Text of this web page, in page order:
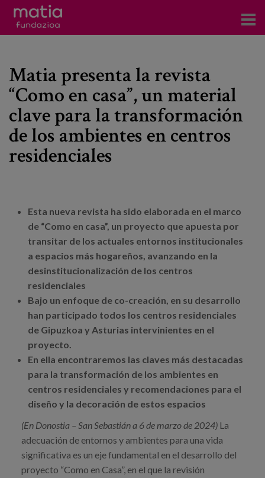
Servicios
Eventos
Contacto
Noticias
Prensa
Trabaja con nosotros
Canal de denuncias
Matia presenta la revista
“Como en casa”, un material
clave para la transformación
de los ambientes en centros
residenciales
Esta nueva revista ha sido elaborada en el marco
de “Como en casa”, un proyecto que apuesta por
transitar de los actuales entornos institucionales
a espacios más hogareños, avanzando en la
desinstitucionalización de los centros
residenciales
Bajo un enfoque de co-creación, en su desarrollo
han participado todos los centros residenciales
de Gipuzkoa y Asturias intervinientes en el
proyecto.
En ella encontraremos las claves más destacadas
para la transformación de los ambientes en
centros residenciales y recomendaciones para el
diseño y la decoración de estos espacios
(En Donostia – San Sebastián a 6 de marzo de 2024) La
adecuación de entornos y ambientes para una vida
significativa es un eje fundamental en el desarrollo del
proyecto “Como en Casa”, en el que la revisión